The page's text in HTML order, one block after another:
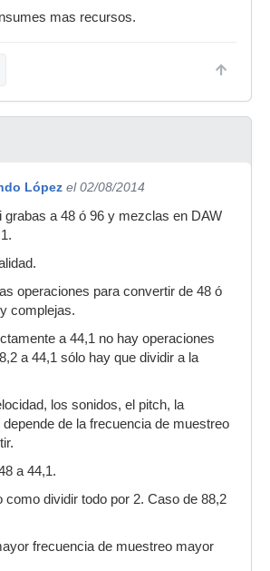
mas recursos.
López el 02/08/2014
grabas a 48 ó 96 y mezclas en DAW
operaciones para convertir de 48 ó
complejas.
a 44,1 no hay operaciones
a 44,1 sólo hay que dividir a la
los sonidos, el pitch, la
de la frecuencia de muestreo
a 44,1.
como dividir todo por 2. Caso de 88,2
frecuencia de muestreo mayor